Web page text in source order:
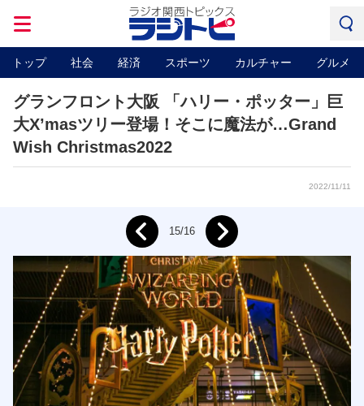
トップ 社会 経済 スポーツ カルチャー グルメ
グランフロント大阪 「ハリー・ポッター」巨
大X’masツリー登場！そこに魔法が…Grand
Wish Christmas2022
2022/11/11
Prev 15/16 Next